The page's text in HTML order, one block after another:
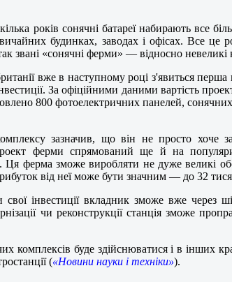
років сонячні батареї набирають все
будинках, заводах і офісах. Все це
звані «сонячні ферми» — відносно невеликі
вже в наступному році з'явиться
За офіційними даними вартість
800 фотоелектричних панелей,
зазначив, що він не просто хоче
ферми спрямований ще й на
Ця ферма зможе виробляти не дуже великі
від неї може бути значним — до 32
свої інвестиції вкладник зможе вже через
чи реконструкції станція зможе
комплексів буде здійснюватися і в інших
(«Новини науки і техніки»).